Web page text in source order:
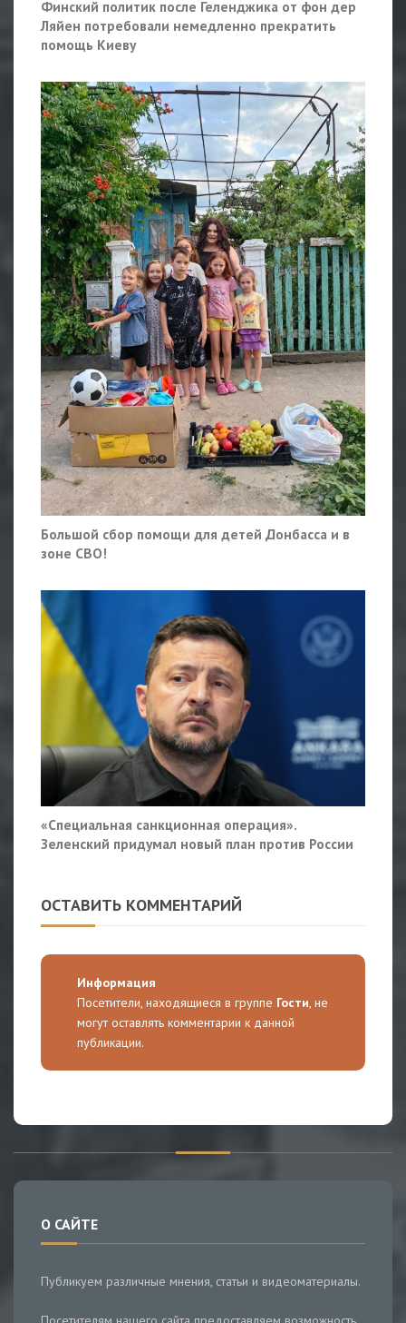
Финский политик после Геленджика от фон дер
Ляйен потребовали немедленно прекратить
помощь Киеву
Большой сбор помощи для детей Донбасса и в
зоне СВО!
«Специальная санкционная операция».
Зеленский придумал новый план против России
ОСТАВИТЬ КОММЕНТАРИЙ
Информация
Посетители, находящиеся в группе Гости, не
могут оставлять комментарии к данной
публикации.
О САЙТЕ
Публикуем различные мнения, статьи и видеоматериалы.